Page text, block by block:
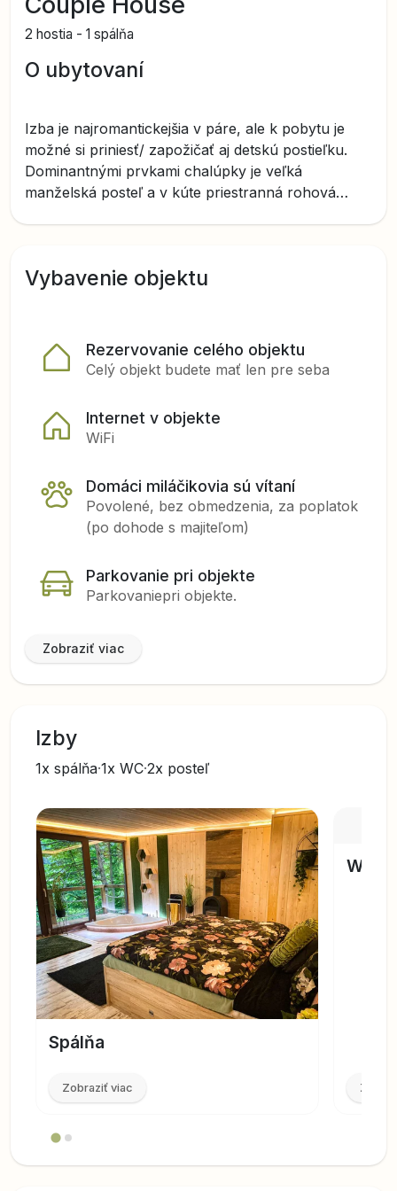
2 hostia - 1 spálňa
O ubytovaní
Izba je najromantickejšia v páre, ale k pobytu je
možné si priniesť/ zapožičať aj detskú postieľku.
Dominantnými prvkami chalúpky je veľká
manželská posteľ a v kúte priestranná rohová
Vybavenie objektu
Rezervovanie celého objektu
Celý objekt budete mať len pre seba
Internet v objekte
WiFi
Domáci miláčikovia sú vítaní
Povolené, bez obmedzenia, za poplatok
(po dohode s majiteľom)
Parkovanie pri objekte
Parkovaniepri objekte.
Zobraziť viac
Izby
1x spálňa·1x WC·2x posteľ
Spálňa
Zobraziť viac
WC